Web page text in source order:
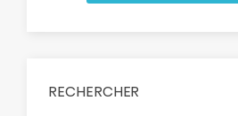
RECHERCHER